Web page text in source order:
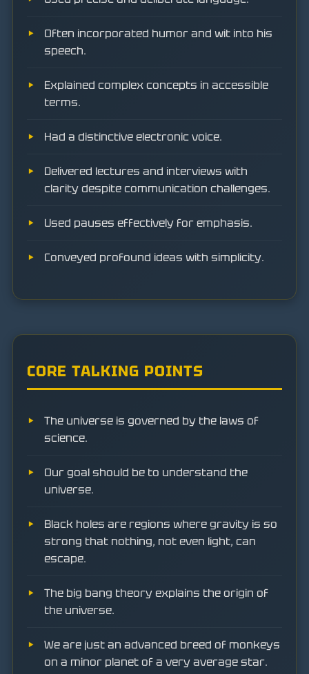
Often incorporated humor and wit into his
speech.
Explained complex concepts in accessible
terms.
Had a distinctive electronic voice.
Delivered lectures and interviews with
clarity despite communication challenges.
Used pauses effectively for emphasis.
Conveyed profound ideas with simplicity.
CORE TALKING POINTS
The universe is governed by the laws of
science.
Our goal should be to understand the
universe.
Black holes are regions where gravity is so
strong that nothing, not even light, can
escape.
The big bang theory explains the origin of
the universe.
We are just an advanced breed of monkeys
on a minor planet of a very average star.